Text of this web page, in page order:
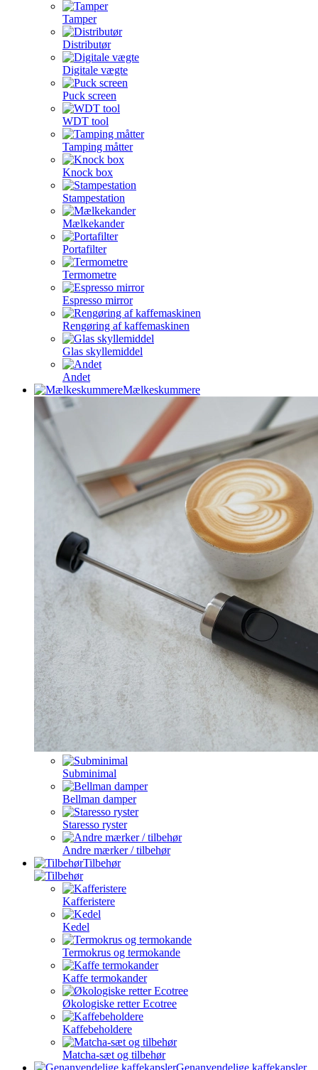
Tamper
Distributør
Digitale vægte
Puck screen
WDT tool
Tamping måtter
Knock box
Stampestation
Mælkekander
Portafilter
Termometre
Espresso mirror
Rengøring af kaffemaskinen
Glas skyllemiddel
Andet
Mælkeskummere
Subminimal
Bellman damper
Staresso ryster
Andre mærker / tilbehør
Tilbehør
Kafferistere
Kedel
Termokrus og termokande
Kaffe termokander
Økologiske retter Ecotree
Kaffebeholdere
Matcha-sæt og tilbehør
Genanvendelige kaffekapsler